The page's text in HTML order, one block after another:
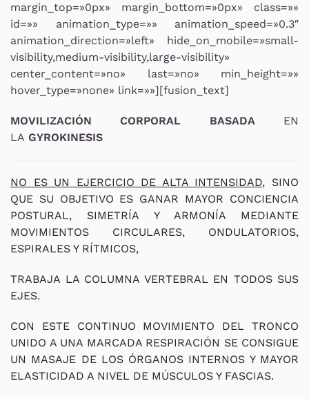
margin_top=»0px» margin_bottom=»0px» class=»»
id=»» animation_type=»» animation_speed=»0.3″
animation_direction=»left» hide_on_mobile=»small-
visibility,medium-visibility,large-visibility»
center_content=»no» last=»no» min_height=»»
hover_type=»none» link=»»][fusion_text]
MOVILIZACIÓN CORPORAL BASADA EN
LA GYROKINESIS
NO ES UN EJERCICIO DE ALTA INTENSIDAD, SINO
QUE SU OBJETIVO ES GANAR MAYOR CONCIENCIA
POSTURAL, SIMETRÍA Y ARMONÍA MEDIANTE
MOVIMIENTOS CIRCULARES, ONDULATORIOS,
ESPIRALES Y RÍTMICOS,
TRABAJA LA COLUMNA VERTEBRAL EN TODOS SUS
EJES.
CON ESTE CONTINUO MOVIMIENTO DEL TRONCO
UNIDO A UNA MARCADA RESPIRACIÓN SE CONSIGUE
UN MASAJE DE LOS ÓRGANOS INTERNOS Y MAYOR
ELASTICIDAD A NIVEL DE MÚSCULOS Y FASCIAS.